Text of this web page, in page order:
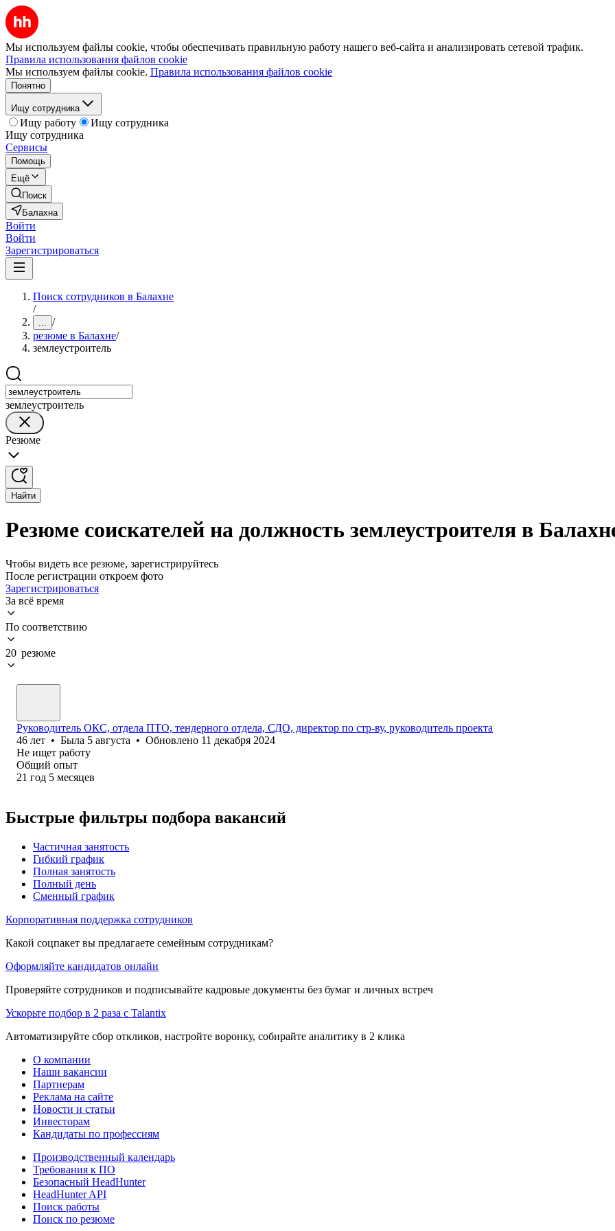
Мы используем файлы cookie, чтобы обеспечивать правильную работу нашего веб-сайта и анализировать сетевой трафик.
Правила использования файлов cookie
Мы используем файлы cookie. Правила использования файлов cookie
Понятно
Ищу сотрудника
Ищу работу
Ищу сотрудника
Ищу сотрудника
Сервисы
Помощь
Ещё
Поиск
Балахна
Войти
Войти
Зарегистрироваться
Поиск сотрудников в Балахне
/
... /
резюме в Балахне/
землеустроитель
землеустроитель
Резюме
Найти
Резюме соискателей на должность землеустроителя в
Чтобы видеть все резюме, зарегистрируйтесь
После регистрации откроем фото
Зарегистрироваться
За всё время
По соответствию
20 резюме
Руководитель ОКС, отдела ПТО, тендерного отдела, СДО, директор по стр-ву, руководитель проекта
46 лет • Была 5 августа • Обновлено 11 декабря 2024
Не ищет работу
Общий опыт
21 год 5 месяцев
Быстрые фильтры подбора вакансий
Частичная занятость
Гибкий график
Полная занятость
Полный день
Сменный график
Корпоративная поддержка сотрудников
Какой соцпакет вы предлагаете семейным сотрудникам?
Оформляйте кандидатов онлайн
Проверяйте сотрудников и подписывайте кадровые документы без бумаг и личных встреч
Ускорьте подбор в 2 раза с Talantix
Автоматизируйте сбор откликов, настройте воронку, собирайте аналитику в 2 клика
О компании
Наши вакансии
Партнерам
Реклама на сайте
Новости и статьи
Инвесторам
Кандидаты по профессиям
Производственный календарь
Требования к ПО
Безопасный HeadHunter
HeadHunter API
Поиск работы
Поиск по резюме